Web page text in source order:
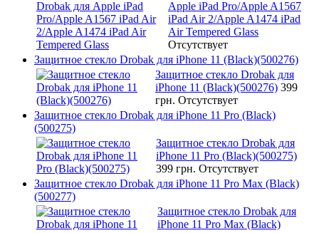
Apple iPad Pro/Apple A1567
iPad Air 2/Apple A1474 iPad
Air Tempered Glass
Отсутствует
Защитное стекло Drobak для iPhone 11 (Black)(500276)
Защитное стекло Drobak для
iPhone 11 (Black)(500276) 399
грн. Отсутствует
Защитное стекло Drobak для iPhone 11 Pro (Black)
(500275)
Защитное стекло Drobak для
iPhone 11 Pro (Black)(500275)
399 грн. Отсутствует
Защитное стекло Drobak для iPhone 11 Pro Max (Black)
(500277)
Защитное стекло Drobak для
iPhone 11 Pro Max (Black)